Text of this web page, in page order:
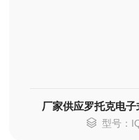
厂家供应罗托克电
型号：